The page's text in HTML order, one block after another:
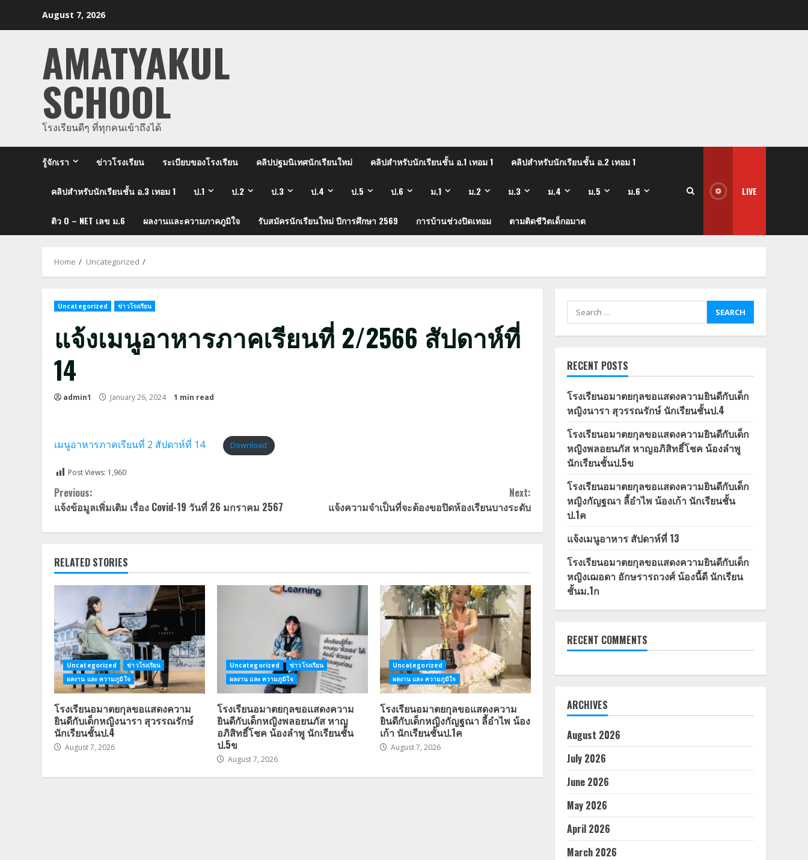
August 7, 2026
AMATYAKUL
SCHOOL
โรงเรียนดีๆ ที่ทุกคนเข้าถึงได้
รู้จักเรา ข่าวโรงเรียน ระเบียบของโรงเรียน คลิปปฐมนิเทศนักเรียนใหม่ คลิปสำหรับนักเรียนชั้น อ.1 เทอม 1 คลิปสำหรับนักเรียนชั้น อ.2 เทอม 1
คลิปสำหรับนักเรียนชั้น อ.3 เทอม 1 ป.1 ป.2 ป.3 ป.4 ป.5 ป.6 ม.1 ม.2 ม.3 ม.4 ม.5 ม.6
ติว O – NET เลข ม.6 ผลงานและความภาคภูมิใจ รับสมัครนักเรียนใหม่ ปีการศึกษา 2569 การบ้านช่วงปิดเทอม ตามติดชีวิตเด็กอมาต
LIVE
Home Uncategorized
Uncategorized ข่าวโรงเรียน
แจ้งเมนูอาหารภาคเรียนที่ 2/2566 สัปดาห์ที่
14
admin1 January 26, 2024 1 min read
เมนูอาหารภาคเรียนที่ 2 สัปดาห์ที่ 14 Download
Post Views: 1,960
Continue
Reading
Previous:
แจ้งข้อมูลเพิ่มเติม เรื่อง Covid-19 วันที่ 26 มกราคม 2567
Next:
แจ้งความจำเป็นที่จะต้องขอปิดห้องเรียนบางระดับ
RELATED STORIES
Uncategorized
ข่าวโรงเรียน
ผลงาน และ ความภูมิใจ
โรงเรียนอมาตยกุลขอแสดงความ
ยินดีกับเด็กหญิงนารา สุวรรณรักษ์
นักเรียนชั้นป.4
August 7, 2026
Uncategorized
ข่าวโรงเรียน
ผลงาน และ ความภูมิใจ
โรงเรียนอมาตยกุลขอแสดงความ
ยินดีกับเด็กหญิงพลอยนภัส หาญ
อภิสิทธิ์โชค น้องลำพู นักเรียนชั้น
ป.5ข
August 7, 2026
Uncategorized
ผลงาน และ ความภูมิใจ
โรงเรียนอมาตยกุลขอแสดงความ
ยินดีกับเด็กหญิงกัญฐณา ลี้อำไพ น้อง
เก้า นักเรียนชั้นป.1ค
August 7, 2026
Search
for:
RECENT POSTS
โรงเรียนอมาตยกุลขอแสดงความยินดีกับเด็ก
หญิงนารา สุวรรณรักษ์ นักเรียนชั้นป.4
โรงเรียนอมาตยกุลขอแสดงความยินดีกับเด็ก
หญิงพลอยนภัส หาญอภิสิทธิ์โชค น้องลำพู
นักเรียนชั้นป.5ข
โรงเรียนอมาตยกุลขอแสดงความยินดีกับเด็ก
หญิงกัญฐณา ลี้อำไพ น้องเก้า นักเรียนชั้น
ป.1ค
แจ้งเมนูอาหาร สัปดาห์ที่ 13
โรงเรียนอมาตยกุลขอแสดงความยินดีกับเด็ก
หญิงเฌอดา อักษรารถวงศ์ น้องนี้ดี นักเรียน
ชั้นม.1ก
RECENT COMMENTS
ARCHIVES
August 2026
July 2026
June 2026
May 2026
April 2026
March 2026